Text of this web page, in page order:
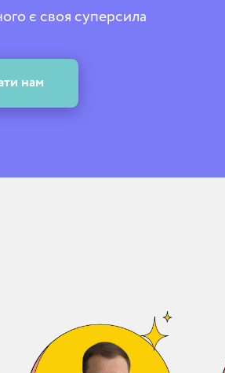
є своя суперсила
нам